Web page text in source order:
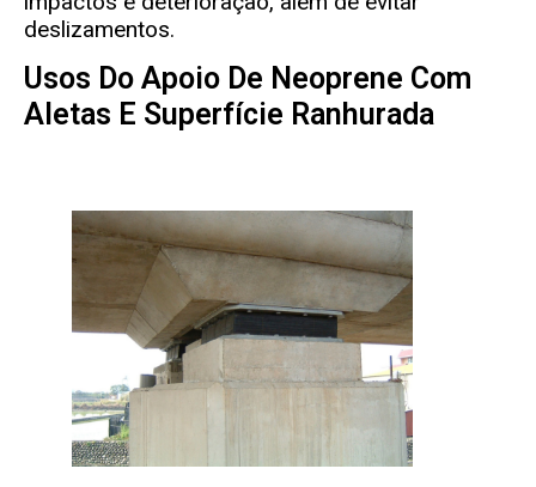
deslizamentos.
Usos Do Apoio De Neoprene Com
Aletas E Superfície Ranhurada